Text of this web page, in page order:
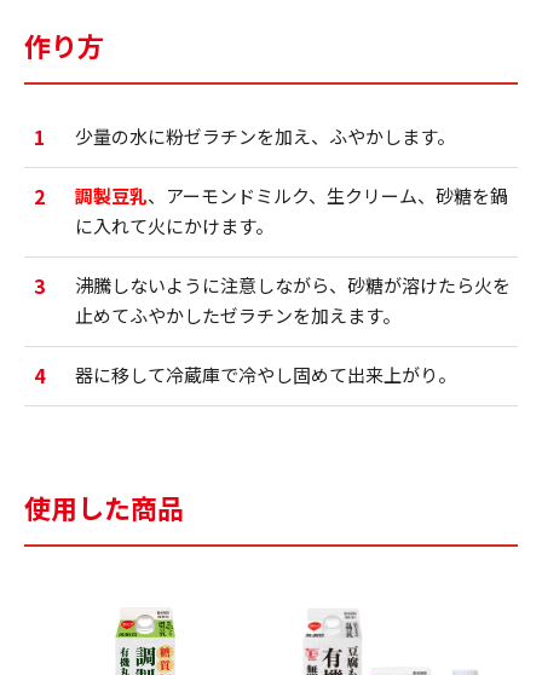
作り方
1 少量の水に粉ゼラチンを加え、ふやかします。
2 調製豆乳、アーモンドミルク、生クリーム、砂糖を鍋
に入れて火にかけます。
3
沸騰しないように注意しながら、砂糖が溶けたら火を
止めてふやかしたゼラチンを加えます。
4 器に移して冷蔵庫で冷やし固めて出来上がり。
使用した商品